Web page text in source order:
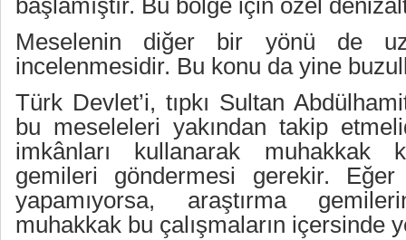
Meselenin diğer bir yönü de
incelenmesidir. Bu konu da yine
Türk Devlet’i, tıpkı Sultan
bu meseleleri yakından takip
imkânları kullanarak muhakkak
gemileri göndermesi gerekir. Eğer
yapamıyorsa, araştırma
muhakkak bu çalışmaların içersinde